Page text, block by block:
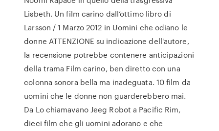
Lisbeth. Un film carino dall’ottimo libro di
Larsson / 1 Marzo 2012 in Uomini che odiano le
donne ATTENZIONE su indicazione dell'autore,
la recensione potrebbe contenere anticipazioni
della trama Film carino, ben diretto con una
colonna sonora bella ma inadeguata. 10 film da
uomini che le donne non guarderebbero mai.
Da Lo chiamavano Jeeg Robot a Pacific Rim,
dieci film che gli uomini adorano e che